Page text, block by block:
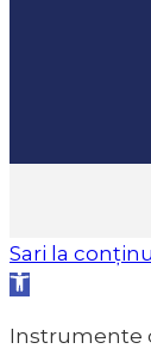
Sari la
Deschide
de
Instrumente